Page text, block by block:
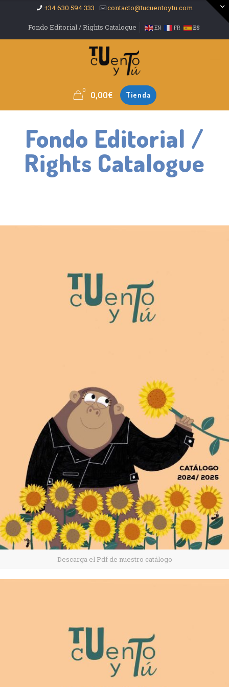
+34 630 594 333 contacto@tucuentoytu.com
Fondo Editorial / Rights Catalogue EN FR ES
0 0,00€ Tienda
Fondo Editorial /
Rights Catalogue
Descarga el Pdf de nuestro catálogo